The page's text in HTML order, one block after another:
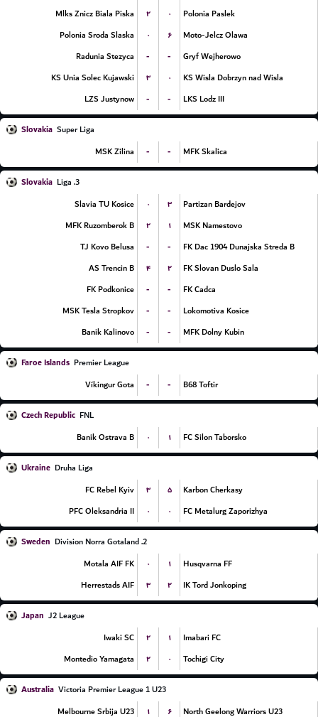
Mlks Znicz Biala Piska
۲ ۰
Polonia Paslek
Polonia Sroda Slaska
۰ ۶
Moto-Jelcz Olawa
Radunia Stezyca
- -
Gryf Wejherowo
KS Unia Solec Kujawski
۳ ۰
KS Wisla Dobrzyn nad Wisla
LZS Justynow
- - LKS Lodz III
Slovakia Super Liga
MSK Zilina
- - MFK Skalica
Slovakia
3. Liga
Slavia TU Kosice
۰ ۳
Partizan Bardejov
MFK Ruzomberok B
۲ ۱
MSK Namestovo
TJ Kovo Belusa
- -
FK Dac 1904 Dunajska Streda B
AS Trencin B
۴ ۲
FK Slovan Duslo Sala
FK Podkonice
- -
FK Cadca
MSK Tesla Stropkov
- -
Lokomotiva Kosice
Banik Kalinovo
- - MFK Dolny Kubin
Faroe Islands Premier League
Víkingur Gota
- - B68 Toftir
Czech Republic FNL
Banik Ostrava B
۰ ۱ FC Silon Taborsko
Ukraine Druha Liga
FC Rebel Kyiv
۳ ۵
Karbon Cherkasy
PFC Oleksandria II
۰ ۰ FC Metalurg Zaporizhya
Sweden
2. Division Norra Gotaland
Motala AIF FK
۰ ۱
Husqvarna FF
Herrestads AIF
۳ ۲ IK Tord Jonkoping
Japan J2 League
Iwaki SC
۲ ۱
Imabari FC
Montedio Yamagata
۲ ۰ Tochigi City
Australia Victoria Premier League 1 U23
Melbourne Srbija U23
۱ ۶ North Geelong Warriors U23